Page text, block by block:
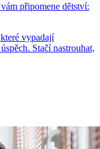
připomene dětství:
vypadají
Stačí nastrouhat,